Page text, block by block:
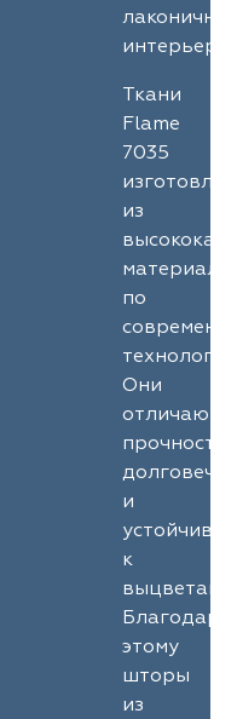
Ткани
Flame
7035
из
по
Они
и
к
Благодаря
этому
шторы
из